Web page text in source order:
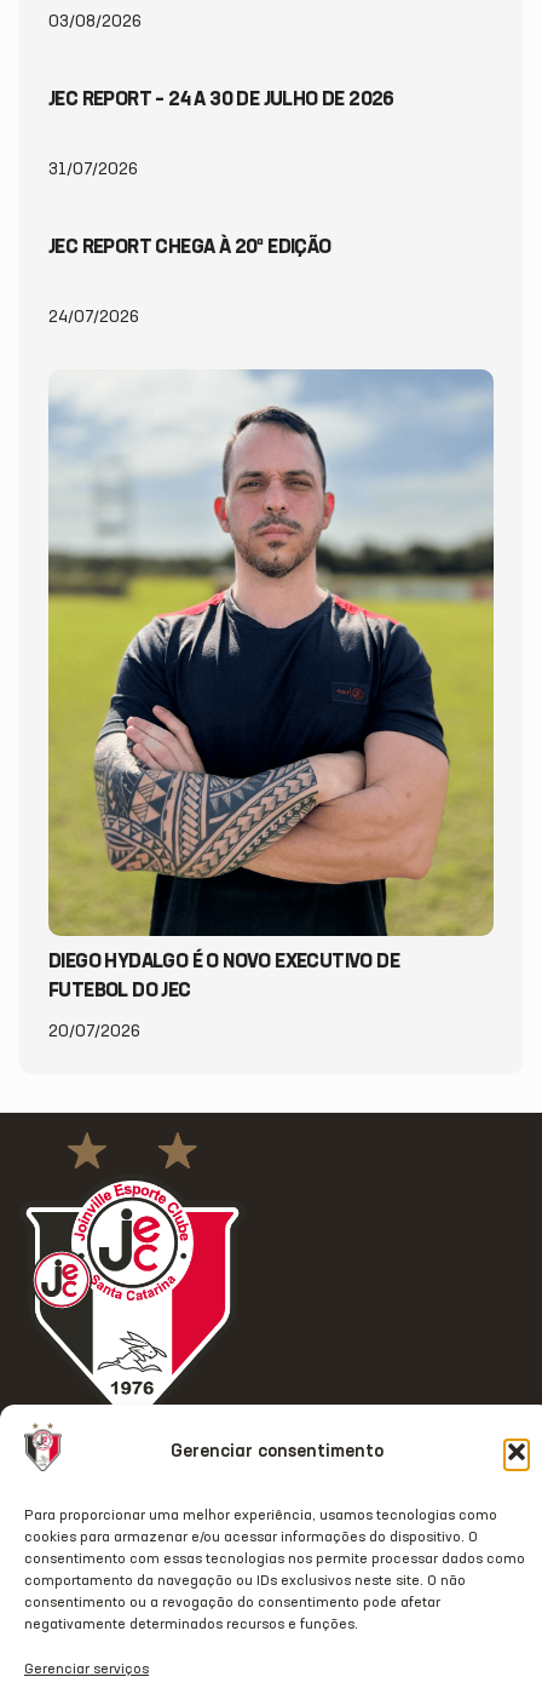
Gerenciar consentimento
Para proporcionar uma melhor experiência, usamos tecnologias como
cookies para armazenar e/ou acessar informações do dispositivo. O
consentimento com essas tecnologias nos permite processar dados como
comportamento da navegação ou IDs exclusivos neste site. O não
consentimento ou a revogação do consentimento pode afetar
negativamente determinados recursos e funções.
Gerenciar serviços
03/08/2026
JEC REPORT – 24 A 30 DE JULHO DE 2026
31/07/2026
JEC REPORT CHEGA À 20ª EDIÇÃO
24/07/2026
DIEGO HYDALGO É O NOVO EXECUTIVO DE
FUTEBOL DO JEC
20/07/2026
ACESSO
RÁPIDO
Clube
Estrutura
JecStore
REDES
Facebook
Youtube
Linkedin
OUTRAS
Threads
X
Comunicação
Transparência
Notas Oficiais
reservados